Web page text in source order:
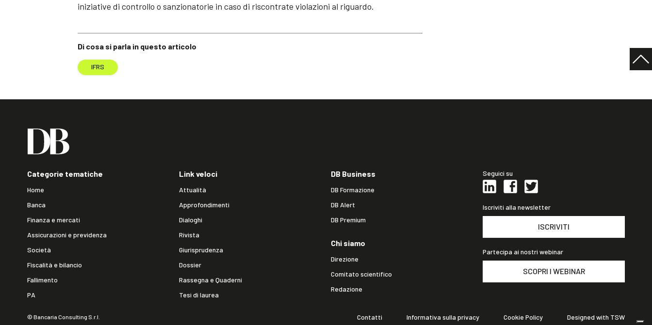
Di cosa si parla in questo articolo
IFRS
iniziative di controllo o sanzionatorie in caso di riscontrate violazioni al riguardo.
Categorie tematiche
Home
Banca
Finanza e mercati
Assicurazioni e previdenza
Società
Fiscalità e bilancio
Fallimento
PA
Link veloci
Attualità
Approfondimenti
Dialoghi
Rivista
Giurisprudenza
Dossier
Rassegna e Quaderni
Tesi di laurea
DB Business
DB Formazione
DB Alert
DB Premium
Chi siamo
Direzione
Comitato scientifico
Redazione
Seguici su
Iscriviti alla newsletter
ISCRIVITI
Partecipa ai nostri webinar
SCOPRI I WEBINAR
© Bancaria Consulting S.r.l. Contatti Informativa sulla privacy Cookie Policy Designed with TSW